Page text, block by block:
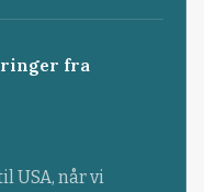
fra
USA, når vi